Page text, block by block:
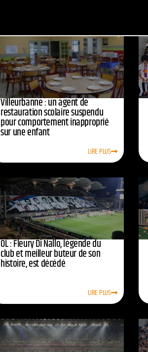
Villeurbanne : un agent de
restauration scolaire suspendu
pour comportement inapproprié
sur une enfant
LIRE PLUS
OL : Fleury Di Nallo, légende du
club et meilleur buteur de son
histoire, est décédé
LIRE PLUS